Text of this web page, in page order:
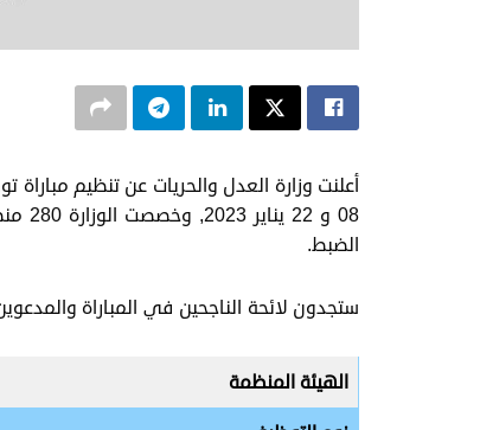
08 و
الضبط.
ستجدون لائحة الناجحين في المباراة
الهيئة المنظمة